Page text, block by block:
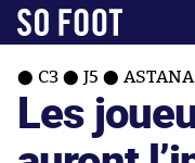
C3 J5
Les